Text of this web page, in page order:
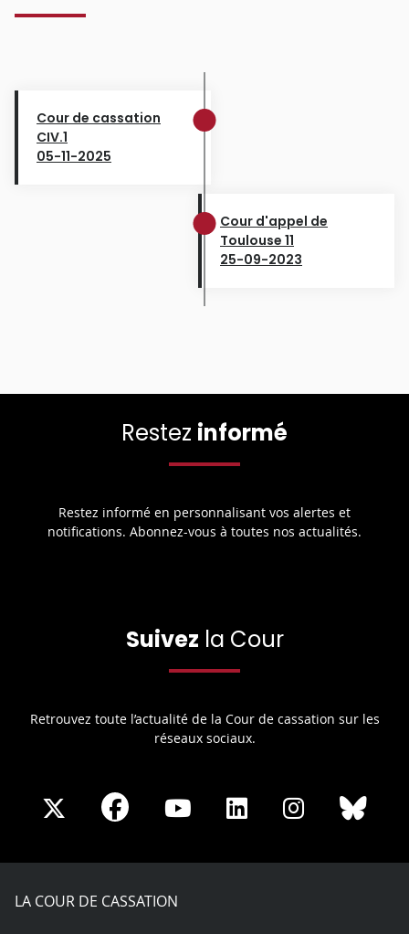
Cour de cassation
CIV.1
05-11-2025
Cour d'appel de
Toulouse 11
25-09-2023
Restez informé
Restez informé en personnalisant vos alertes et
notifications. Abonnez-vous à toutes nos actualités.
Suivez la Cour
Retrouvez toute l’actualité de la Cour de cassation sur les
réseaux sociaux.
Share
X
Share
Facebook
Share
Youtube
Share
LinkedIn
Share
Instagram
LA COUR DE CASSATION